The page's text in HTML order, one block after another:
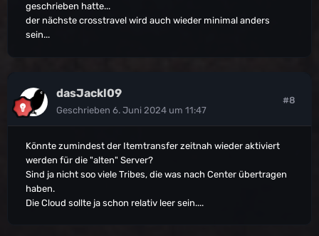
geschrieben hatte...
der nächste crosstravel wird auch wieder minimal anders
sein...
dasJackl09
Geschrieben 6. Juni 2024 um 11:47
#8
Könnte zumindest der Itemtransfer zeitnah wieder aktiviert
werden für die "alten" Server?
Sind ja nicht soo viele Tribes, die was nach Center übertragen
haben.
Die Cloud sollte ja schon relativ leer sein....